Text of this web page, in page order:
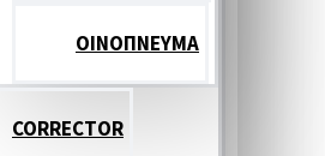
ΟΙΝΟΠΝΕΥΜΑ
CORRECTOR